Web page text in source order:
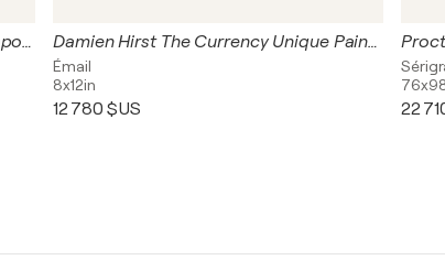
Beautiful Fair-Snowman-Plodding Vapor Painting Damien Hirst The Currency Unique Painting
Émail
8x12in
12 780 $US 22